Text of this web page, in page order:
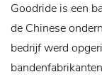
Goodride is een
de Chinese
bedrijf werd